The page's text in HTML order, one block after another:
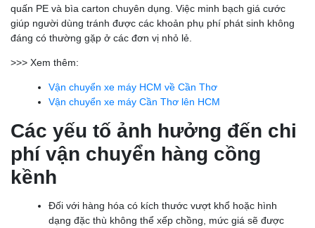
quấn PE và bìa carton chuyên dụng. Việc minh bạch giá cước
giúp người dùng tránh được các khoản phụ phí phát sinh không
đáng có thường gặp ở các đơn vị nhỏ lẻ.
>>> Xem thêm:
Vận chuyển xe máy HCM về Cần Thơ
Vận chuyển xe máy Cần Thơ lên HCM
Các yếu tố ảnh hưởng đến chi
phí vận chuyển hàng cồng
kềnh
Đối với hàng hóa có kích thước vượt khổ hoặc hình
dạng đặc thù không thể xếp chồng, mức giá sẽ được